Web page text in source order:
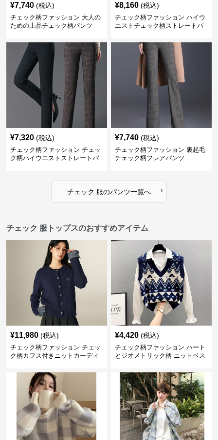
¥7,740 (税込)
チェック柄ファッション 大人の
ための上品チェック柄パンツ
¥8,160 (税込)
チェック柄ファッション ハイウ
エストチェック柄ストレートパ
¥7,320 (税込)
チェック柄ファッション チェッ
ク柄ハイウエストストレートパ
¥7,740 (税込)
チェック柄ファッション 裏起毛
チェック柄フレアパンツ
チェック 服のパンツ一覧へ ›
チェック 服トップスのおすすめアイテム
¥11,980 (税込)
チェック柄ファッション チェッ
ク柄カフス付きニットカーディ
¥4,420 (税込)
チェック柄ファッション ハート
とジオメトリック柄 ニットベス